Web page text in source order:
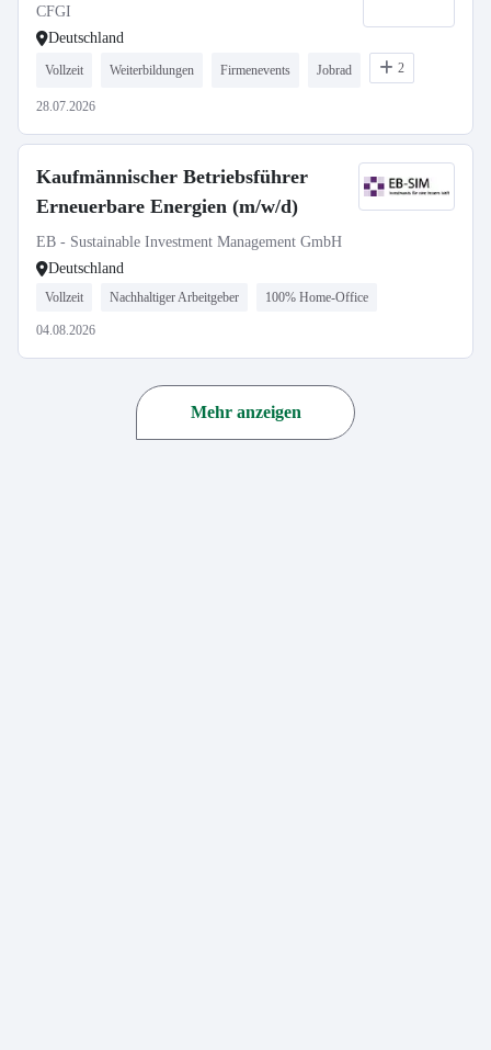
CFGI
Deutschland
Vollzeit Weiterbildungen Firmenevents Jobrad 2
28.07.2026
Kaufmännischer Betriebsführer
Erneuerbare Energien (m/w/d)
EB - Sustainable Investment Management GmbH
Deutschland
Vollzeit Nachhaltiger Arbeitgeber 100% Home-Office
04.08.2026
Mehr anzeigen